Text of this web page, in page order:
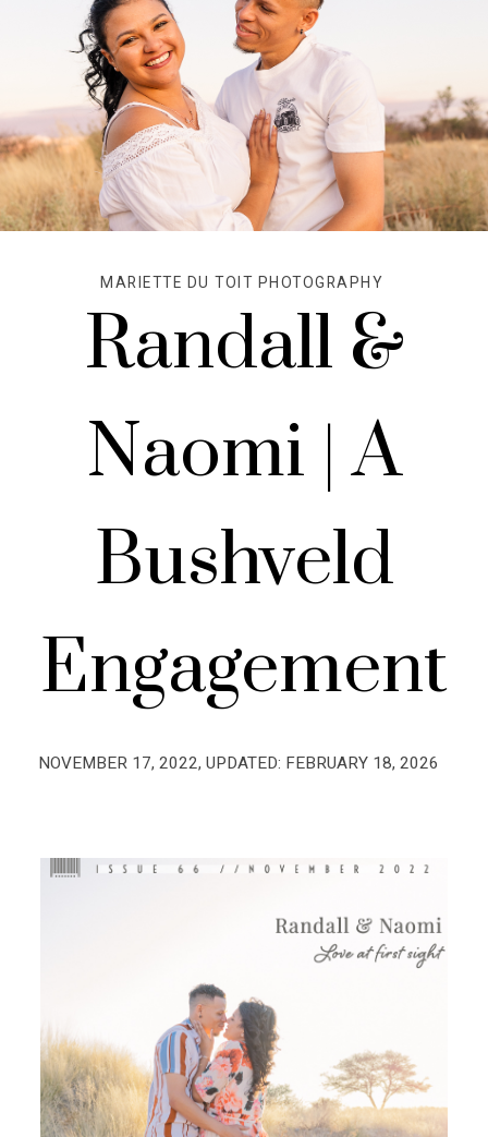
MARIETTE DU TOIT PHOTOGRAPHY
Randall &
Naomi | A
Bushveld
Engagement
NOVEMBER 17, 2022, UPDATED: FEBRUARY 18, 2026